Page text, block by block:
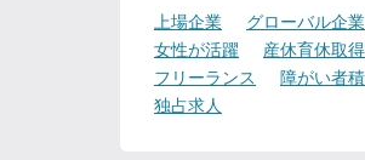
上場企業 グローバル企業
女性が活躍
産休育休取
フリーランス
障がい者
独占求人